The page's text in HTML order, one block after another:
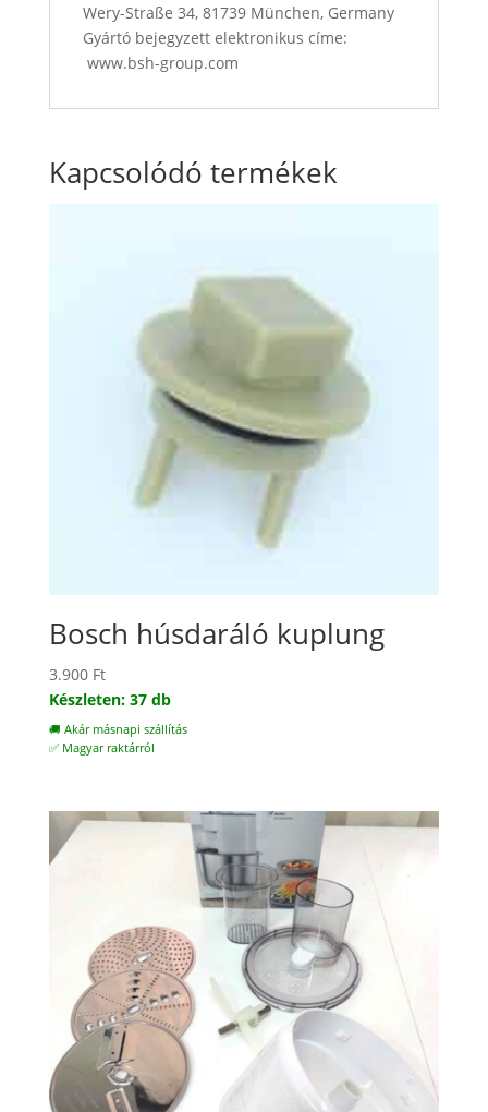
Wery-Straße 34, 81739 München, Germany
Gyártó bejegyzett elektronikus címe:
www.bsh-group.com
Kapcsolódó termékek
Bosch húsdaráló kuplung
3.900 Ft
Készleten: 37 db
🚚 Akár másnapi szállítás
✅ Magyar raktárról